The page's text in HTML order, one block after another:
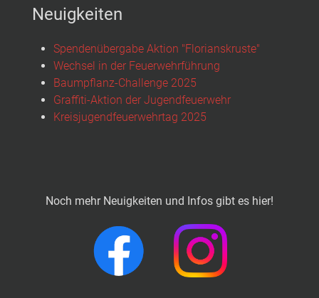
Neuigkeiten
Spendenübergabe Aktion "Florianskruste"
Wechsel in der Feuerwehrführung
Baumpflanz-Challenge 2025
Graffiti-Aktion der Jugendfeuerwehr
Kreisjugendfeuerwehrtag 2025
Noch mehr Neuigkeiten und Infos gibt es hier!